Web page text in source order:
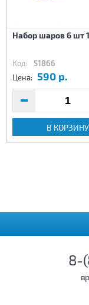
Набор шаров 6 шт
Код: 51866
Цена: 590 р.
В КОРЗИНУ
8-